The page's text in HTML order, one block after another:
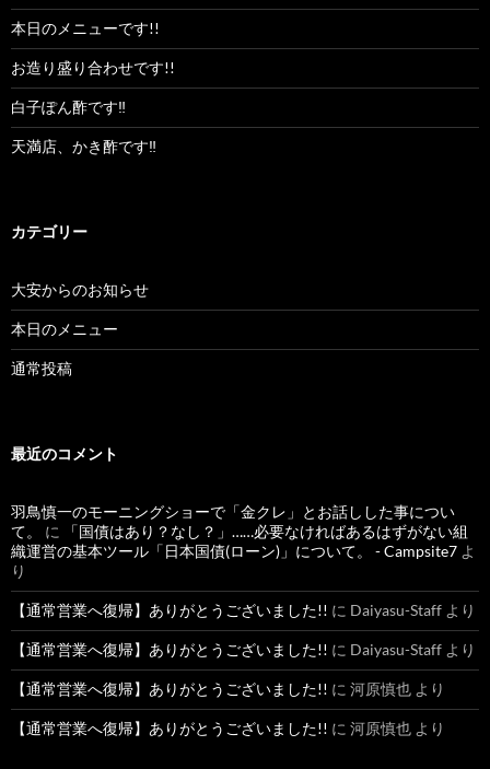
本日のメニューです!!
お造り盛り合わせです!!
白子ぽん酢です‼︎
天満店、かき酢です‼︎
カテゴリー
大安からのお知らせ
本日のメニュー
通常投稿
最近のコメント
羽鳥慎一のモーニングショーで「金クレ」とお話しした事につい
て。
に
「国債はあり？なし？」……必要なければあるはずがない組
織運営の基本ツール「日本国債(ローン)」について。 - Campsite7 よ
り
【通常営業へ復帰】ありがとうございました!! に Daiyasu-Staff より
【通常営業へ復帰】ありがとうございました!! に Daiyasu-Staff より
【通常営業へ復帰】ありがとうございました!! に 河原慎也 より
【通常営業へ復帰】ありがとうございました!! に 河原慎也 より